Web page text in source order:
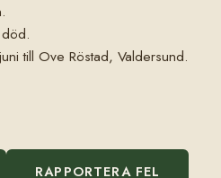
till Ove Röstad, Valdersund.
RAPPORTERA FEL